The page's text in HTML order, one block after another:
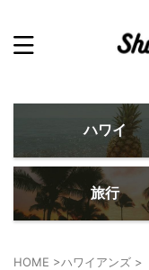
ハワイ
旅行
HOME >ハワイアンズ >